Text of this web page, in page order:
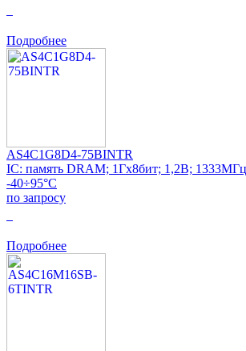
Подробнее
AS4C1G8D4-75BINTR
IC: память DRAM; 1Гx8бит; 1,2В;
-40÷95°C
по запросу
Подробнее